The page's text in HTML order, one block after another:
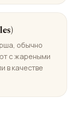
обычно
с жареными
в качестве